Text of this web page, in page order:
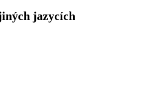
jazycích